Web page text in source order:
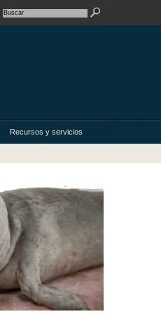
Recursos y servicios